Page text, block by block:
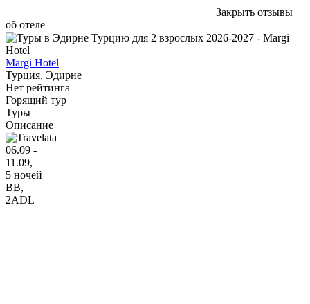
Закрыть отзывы
об отеле
Margi Hotel
Турция, Эдирне
Нет рейтинга
Горящий тур
Туры
Описание
06.09 -
11.09,
5 ночей
BB,
2ADL